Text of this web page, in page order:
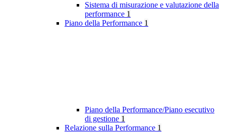
Sistema di misurazione e valutazione della
performance 1
Piano della Performance 1
Piano della Performance/Piano esecutivo
di gestione 1
Relazione sulla Performance 1